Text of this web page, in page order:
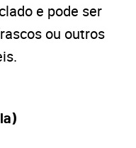
e pode ser
ou outros